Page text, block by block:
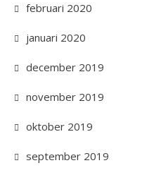
februari 2020
januari 2020
december 2019
november 2019
oktober 2019
september 2019